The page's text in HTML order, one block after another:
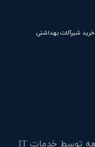
خرید شیرآلات بهداشتی
کپی رایت © 2026 - 2024 - طراحی و توسعه توسط خدمات IT